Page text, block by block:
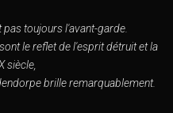
toujours l'avant-garde.
le reflet de l'esprit détruit et la
siècle,
brille remarquablement.